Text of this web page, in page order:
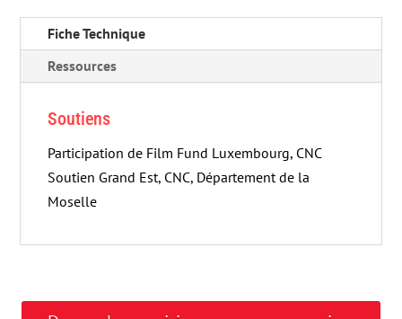
Fiche Technique
Ressources
Soutiens
Participation de Film Fund Luxembourg, CNC
Soutien Grand Est, CNC, Département de la
Moselle